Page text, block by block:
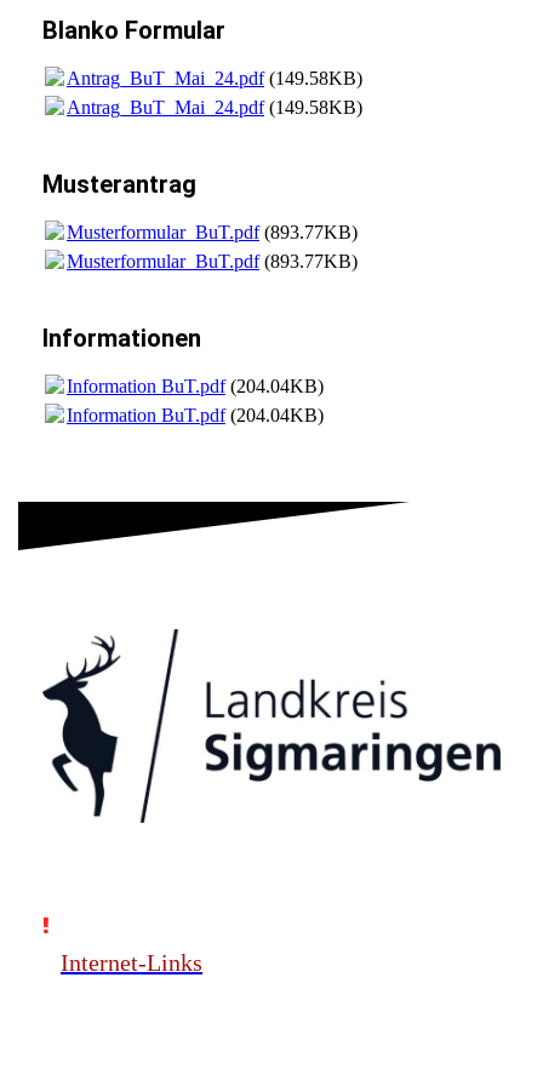
Blanko Formular
Antrag_BuT_Mai_24.pdf(149.58KB)
Antrag_BuT_Mai_24.pdf(149.58KB)
Musterantrag
Musterformular_BuT.pdf(893.77KB)
Musterformular_BuT.pdf(893.77KB)
Informationen
Information BuT.pdf(204.04KB)
Information BuT.pdf(204.04KB)
Internet-Links